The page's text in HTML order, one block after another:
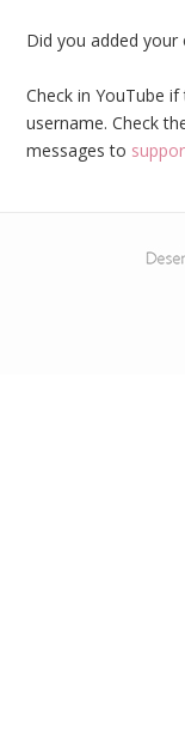
Did you added your
Check in YouTube if
username. Check
messages to